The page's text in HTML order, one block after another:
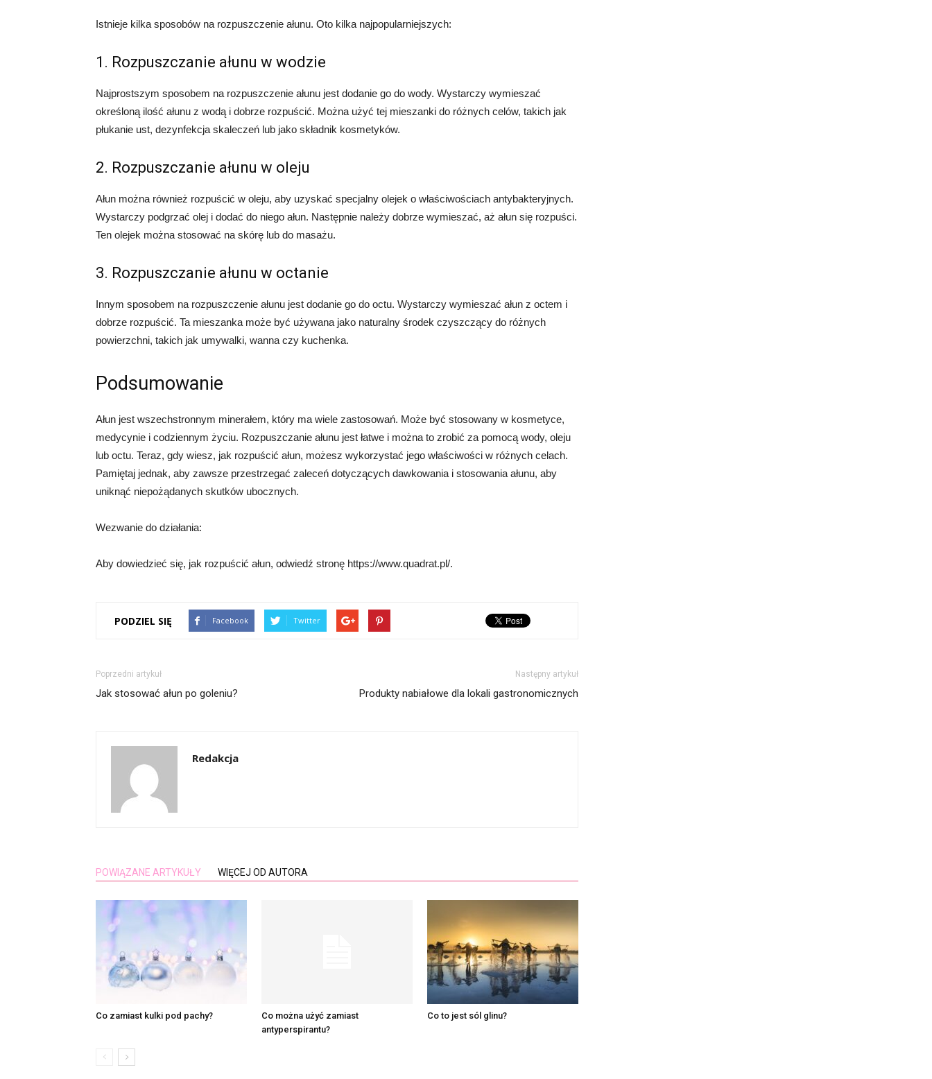
Istnieje kilka sposobów na rozpuszczenie ałunu. Oto kilka najpopularniejszych:
1. Rozpuszczanie ałunu w wodzie
Najprostszym sposobem na rozpuszczenie ałunu jest dodanie go do wody. Wystarczy wymieszać
określoną ilość ałunu z wodą i dobrze rozpuścić. Można użyć tej mieszanki do różnych celów, takich jak
płukanie ust, dezynfekcja skaleczeń lub jako składnik kosmetyków.
2. Rozpuszczanie ałunu w oleju
Ałun można również rozpuścić w oleju, aby uzyskać specjalny olejek o właściwościach antybakteryjnych.
Wystarczy podgrzać olej i dodać do niego ałun. Następnie należy dobrze wymieszać, aż ałun się rozpuści.
Ten olejek można stosować na skórę lub do masażu.
3. Rozpuszczanie ałunu w octanie
Innym sposobem na rozpuszczenie ałunu jest dodanie go do octu. Wystarczy wymieszać ałun z octem i
dobrze rozpuścić. Ta mieszanka może być używana jako naturalny środek czyszczący do różnych
powierzchni, takich jak umywalki, wanna czy kuchenka.
Podsumowanie
Ałun jest wszechstronnym minerałem, który ma wiele zastosowań. Może być stosowany w kosmetyce,
medycynie i codziennym życiu. Rozpuszczanie ałunu jest łatwe i można to zrobić za pomocą wody, oleju
lub octu. Teraz, gdy wiesz, jak rozpuścić ałun, możesz wykorzystać jego właściwości w różnych celach.
Pamiętaj jednak, aby zawsze przestrzegać zaleceń dotyczących dawkowania i stosowania ałunu, aby
uniknąć niepożądanych skutków ubocznych.
Wezwanie do działania:
Aby dowiedzieć się, jak rozpuścić ałun, odwiedź stronę https://www.quadrat.pl/.
PODZIEL SIĘ Facebook Twitter
Poprzedni artykuł
Jak stosować ałun po goleniu?
Następny artykuł
Produkty nabiałowe dla lokali gastronomicznych
Redakcja
POWIĄZANE ARTYKUŁY WIĘCEJ OD AUTORA
Co zamiast kulki pod pachy?
Co można użyć zamiast
antyperspirantu?
Co to jest sól glinu?